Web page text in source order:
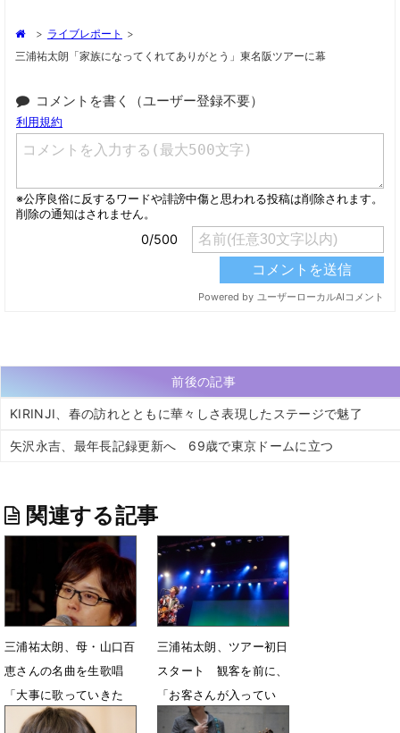
> ライブレポート >
三浦祐太朗「家族になってくれてありがとう」東名阪ツアーに幕
コメントを書く（ユーザー登録不要）
前後の記事
KIRINJI、春の訪れとともに華々しさ表現したステージで魅了
矢沢永吉、最年長記録更新へ 69歳で東京ドームに立つ
関連する記事
三浦祐太朗、母・山口百
恵さんの名曲を生歌唱
「大事に歌っていきた
い」
三浦祐太朗、ツアー初日
スタート 観客を前に、
「お客さんが入ってい
る！」